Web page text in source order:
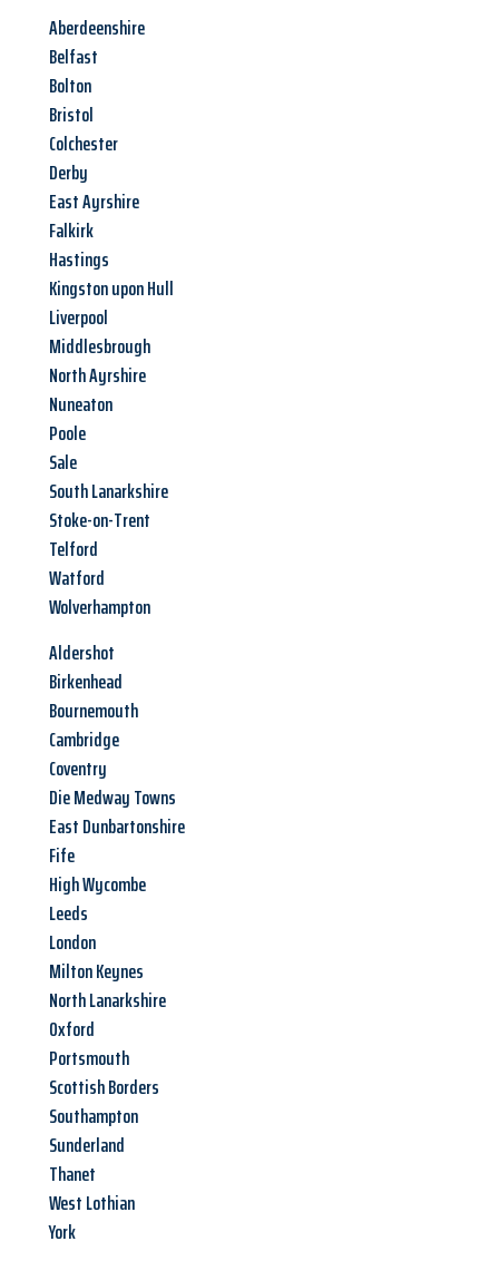
Aberdeenshire
Belfast
Bolton
Bristol
Colchester
Derby
East Ayrshire
Falkirk
Hastings
Kingston upon Hull
Liverpool
Middlesbrough
North Ayrshire
Nuneaton
Poole
Sale
South Lanarkshire
Stoke-on-Trent
Telford
Watford
Wolverhampton
Aldershot
Birkenhead
Bournemouth
Cambridge
Coventry
Die Medway Towns
East Dunbartonshire
Fife
High Wycombe
Leeds
London
Milton Keynes
North Lanarkshire
Oxford
Portsmouth
Scottish Borders
Southampton
Sunderland
Thanet
West Lothian
York